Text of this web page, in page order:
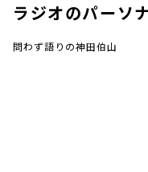
ラジオのパーソ
問わず語りの神田伯山